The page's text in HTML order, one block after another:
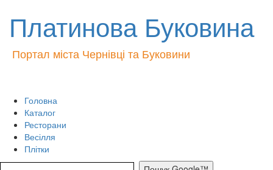
Платинова Буковина
Портал міста Чернівці та Буковини
Головна
Каталог
Ресторани
Весілля
Плітки